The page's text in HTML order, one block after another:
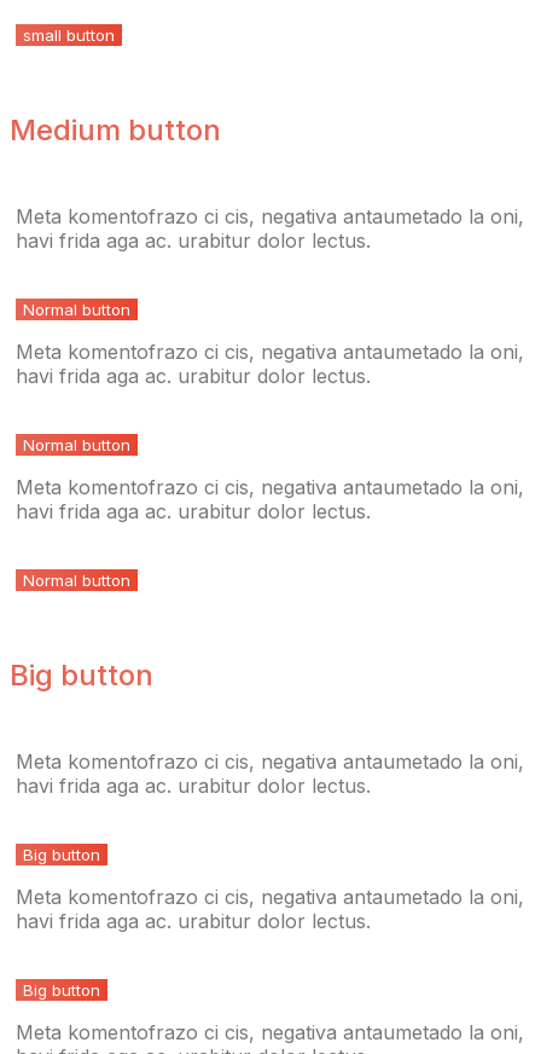
small button
Medium button
Meta komentofrazo ci cis, negativa antaumetado la oni,
havi frida aga ac. urabitur dolor lectus.
Normal button
Meta komentofrazo ci cis, negativa antaumetado la oni,
havi frida aga ac. urabitur dolor lectus.
Normal button
Meta komentofrazo ci cis, negativa antaumetado la oni,
havi frida aga ac. urabitur dolor lectus.
Normal button
Big button
Meta komentofrazo ci cis, negativa antaumetado la oni,
havi frida aga ac. urabitur dolor lectus.
Big button
Meta komentofrazo ci cis, negativa antaumetado la oni,
havi frida aga ac. urabitur dolor lectus.
Big button
Meta komentofrazo ci cis, negativa antaumetado la oni,